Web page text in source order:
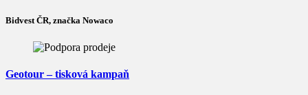
Bidvest ČR, značka Nowaco
Geotour – tisková kampaň